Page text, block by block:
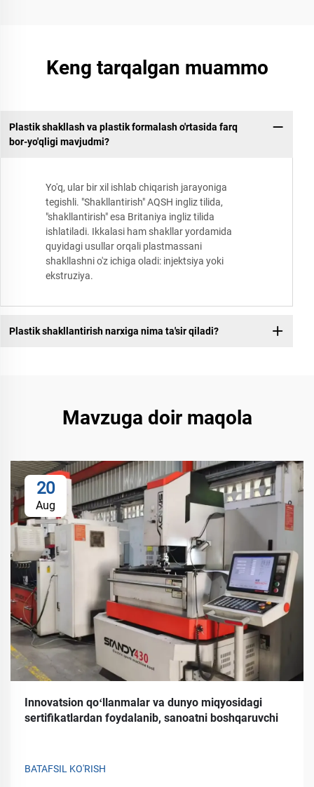
Keng tarqalgan muammo
Plastik shakllash va plastik formalash o'rtasida farq
bor-yo'qligi mavjudmi?
Yo'q, ular bir xil ishlab chiqarish jarayoniga
tegishli. "Shakllantirish" AQSH ingliz tilida,
"shakllantirish" esa Britaniya ingliz tilida
ishlatiladi. Ikkalasi ham shakllar yordamida
quyidagi usullar orqali plastmassani
shakllashni o'z ichiga oladi: injektsiya yoki
ekstruziya.
Plastik shakllantirish narxiga nima ta'sir qiladi?
Mavzuga doir maqola
20
Aug
Innovatsion qoʻllanmalar va dunyo miqyosidagi
sertifikatlardan foydalanib, sanoatni boshqaruvchi
BATAFSIL KO'RISH